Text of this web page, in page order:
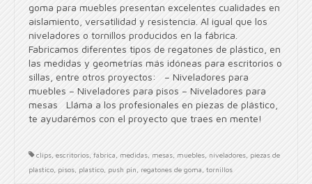
goma para muebles presentan excelentes cualidades en
aislamiento, versatilidad y resistencia. Al igual que los
niveladores o tornillos producidos en la fábrica.
Fabricamos diferentes tipos de regatones de plástico, en
las medidas y geometrías más idóneas para escritorios o
sillas, entre otros proyectos: – Niveladores para
muebles – Niveladores para pisos – Niveladores para
mesas Lláma a los profesionales en piezas de plástico,
te ayudarémos con el proyecto que traes en mente!
clips escritorios fabrica medidas mesas muebles niveladores piezas de
plastico pisos plastico push pin regatones de goma tornillos